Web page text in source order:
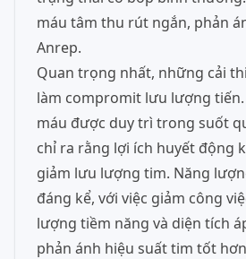
máu tâm thu rút ngắn, phản
Anrep.
Quan trọng nhất, những cải
làm compromit lưu lượng
máu được duy trì trong suốt
chỉ ra rằng lợi ích huyết động
giảm lưu lượng tim. Năng
đáng kể, với việc giảm công
lượng tiềm năng và diện tích
phản ánh hiệu suất tim tốt